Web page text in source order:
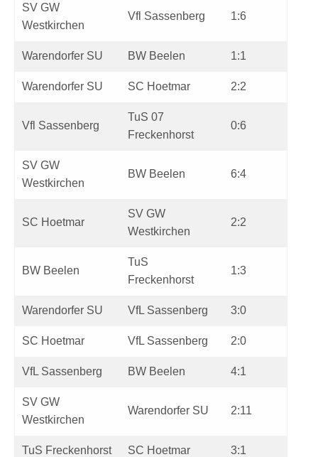
SV GW
Westkirchen
Vfl Sassenberg 1:6
Warendorfer SU BW Beelen 1:1
Warendorfer SU SC Hoetmar 2:2
Vfl Sassenberg
TuS 07
Freckenhorst
0:6
SV GW
Westkirchen
BW Beelen 6:4
SC Hoetmar
SV GW
Westkirchen
2:2
BW Beelen
TuS
Freckenhorst
1:3
Warendorfer SU VfL Sassenberg 3:0
SC Hoetmar VfL Sassenberg 2:0
VfL Sassenberg BW Beelen 4:1
SV GW
Westkirchen
Warendorfer SU 2:11
TuS Freckenhorst SC Hoetmar 3:1